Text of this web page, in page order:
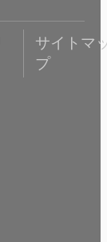
サイトマ
プ